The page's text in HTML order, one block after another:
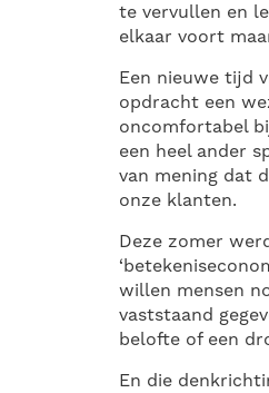
te vervullen en
elkaar voort
Een nieuwe tijd
opdracht een
oncomfortabel
een heel ander
van mening dat
onze klanten.
Deze zomer
willen mensen
vaststaand
belofte of een
En die